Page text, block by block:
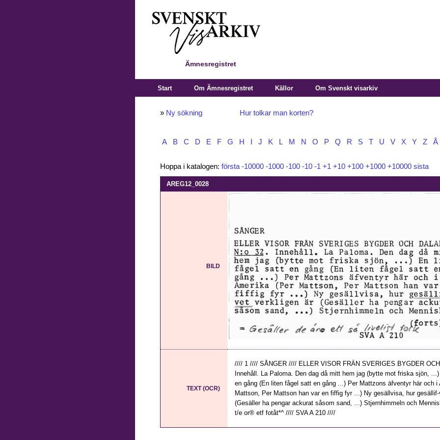
Ämnesregistret
Start Om Ämnesregistret Källor Om Svenskt visarkiv
» Ny sökning Hur tolkar man korten?
A B C D E F G H J K L M N O P Q R S T U V X Y Z Å
Hoppa i katalogen: första -10000 -1000 -100 -10 -1 +1 +10 +100 +1000 +10000 sista
AREG12_0028
BILD
TEXT (OCR)
//// 1 //// SÅNGER //// ELLER VISOR FRÄN SVERIGES BYGDER
Innehåll. La Paloma. Den dag då mitt hem jag (bytte mot friska sjön,
en gång (En liten fågel satt en gång ...) Per Mattzons äfventyr här och i
Mattson, Per Mattson han var en fiffig fyr ...) Ny gesällvisa, hur
(Gesäller ha pengar ackurat såsom sand, ...) Stjernhimmeln och
t/e or® etf fotåt*^ //// SVA A 210 ////